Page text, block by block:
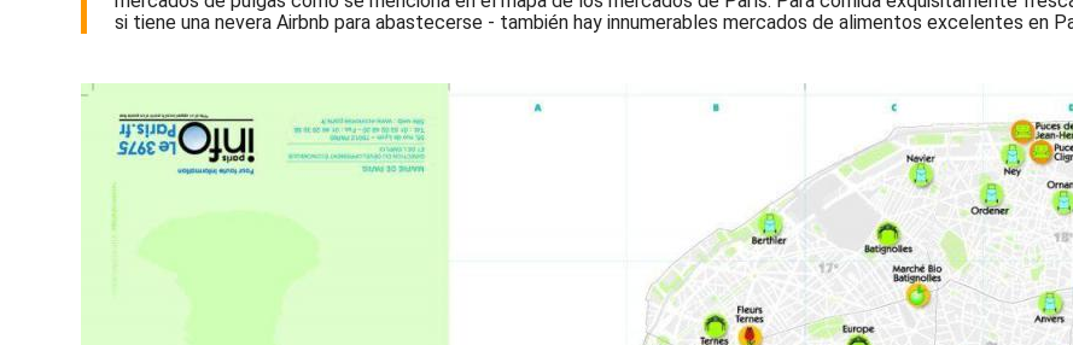
si tiene una nevera Airbnb para abastecerse - también hay innumerables mercados de alimentos excelentes en